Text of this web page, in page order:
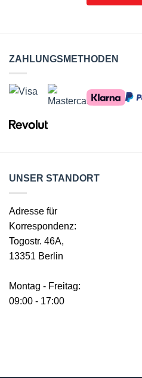
ZAHLUNGSMETHODEN
UNSER STANDORT
Adresse für
Korrespondenz:
Togostr. 46A,
13351 Berlin
Montag - Freitag:
09:00 - 17:00